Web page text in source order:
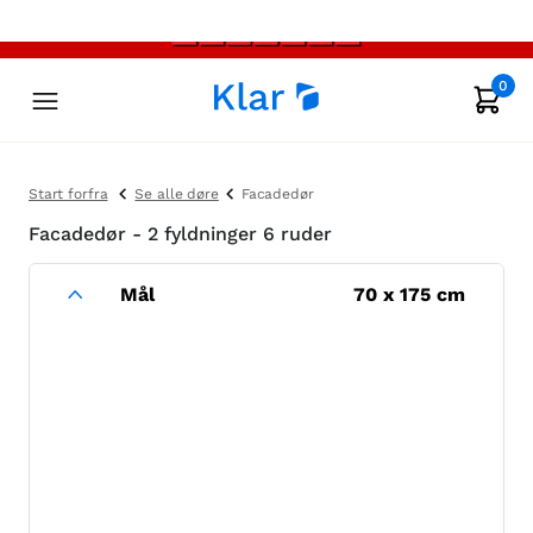
0
Start forfra Se alle døre Facadedør
Facadedør - 2 fyldninger 6 ruder
Mål 70 x 175 cm